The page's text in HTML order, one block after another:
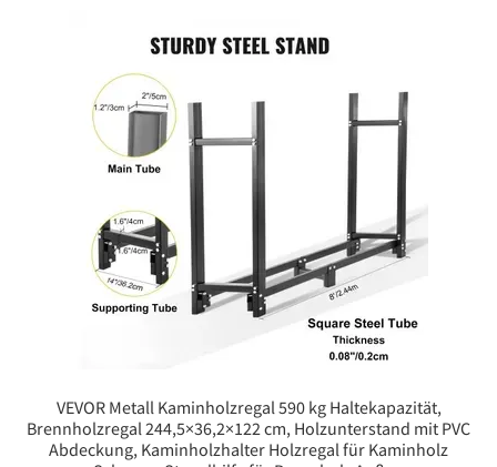
VEVOR Metall Kaminholzregal 590 kg Haltekapazität,
Brennholzregal 244,5×36,2×122 cm, Holzunterstand mit PVC
Abdeckung, Kaminholzhalter Holzregal für Kaminholz